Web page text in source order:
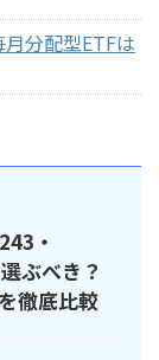
分配型ETFは
・
ぶべき？
徹底比較